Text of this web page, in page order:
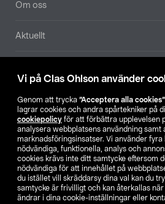
Vi på Clas Ohlson använder
Genom att trycka ”Acceptera alla cookies”
lagrar cookies och andra spårtekniker på
cookiepolicy för att förbättra upplevelsen
analysera webbplatsens användning samt
marknadsföringsinsatser. Vi använder fyra
nödvändiga, funktionella, analys och
cookies krävs inte ditt samtycke eftersom
nödvändiga för att innehållet på
du istället vill skräddarsy dina val kan du
samtycke är frivilligt och kan återkallas
ändrar i dina cookie-inställningar eller
Om oss
Aktuellt
Hitta butik
SE NO FI